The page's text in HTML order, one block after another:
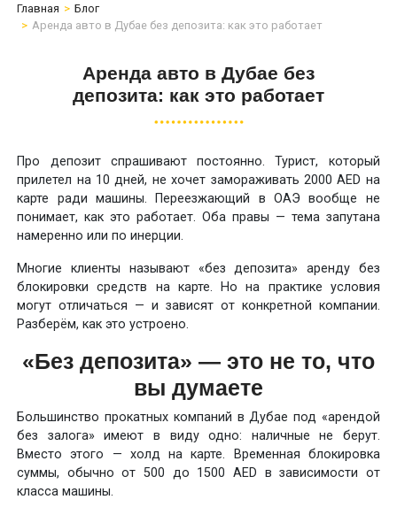
Главная
Блог
Аренда авто в Дубае без депозита: как это работает
Аренда авто в Дубае без
депозита: как это работает
Про депозит спрашивают постоянно. Турист, который
прилетел на 10 дней, не хочет замораживать 2000 AED на
карте ради машины. Переезжающий в ОАЭ вообще не
понимает, как это работает. Оба правы — тема запутана
намеренно или по инерции.
Многие клиенты называют «без депозита» аренду без
блокировки средств на карте. Но на практике условия
могут отличаться — и зависят от конкретной компании.
Разберём, как это устроено.
«Без депозита» — это не то, что
вы думаете
Большинство прокатных компаний в Дубае под «арендой
без залога» имеют в виду одно: наличные не берут.
Вместо этого — холд на карте. Временная блокировка
суммы, обычно от 500 до 1500 AED в зависимости от
класса машины.